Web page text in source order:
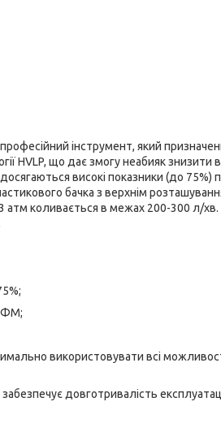
інструмент, який
HVLP, що дає змогу неабияк знизити
високі показники (до
бачка з верхнім
атм коливається в межах 200-300 л/
використовувати всі
довготривалість